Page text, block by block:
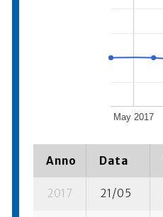
May 2017
Anno Data
2017 21/05